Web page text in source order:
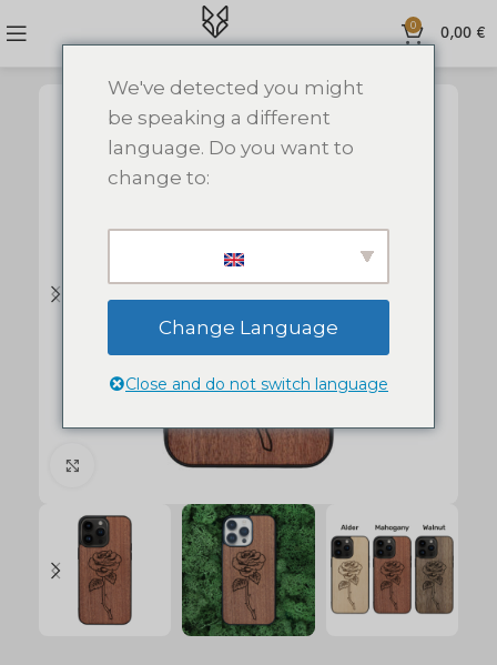
0 0,00 €
Click to enlarge
We've detected you might
be speaking a different
language. Do you want to
change to:
Change Language
Close and do not switch language